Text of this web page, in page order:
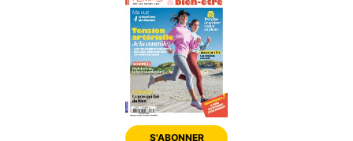
S'ABONNER